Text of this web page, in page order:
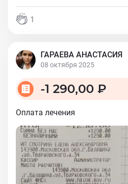
1
ГАРАЕВА АНАСТАСИЯ
08 октября 2025
-1 290,00 ₽
Оплата лечения